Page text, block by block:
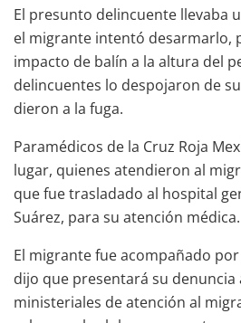
El presunto delincuente llevaba
el migrante intentó desarmarlo,
impacto de balín a la altura del
delincuentes lo despojaron de
dieron a la fuga.
Paramédicos de la Cruz Roja
lugar, quienes atendieron al
que fue trasladado al hospital
Suárez, para su atención médica.
El migrante fue acompañado
dijo que presentará su
ministeriales de atención al